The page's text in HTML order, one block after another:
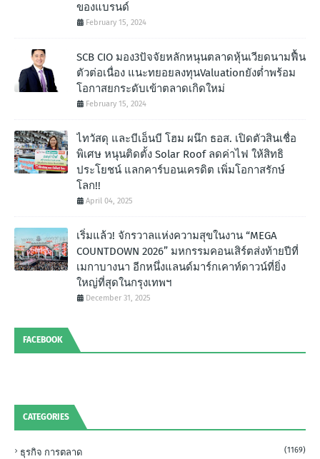
ของแบรนด์
February 15, 2024
SCB CIO มอง3ปัจจัยหลักหนุนตลาดหุ้นเวียดนามฟื้น
ตัวต่อเนื่อง แนะทยอยลงทุนValuationยังต่ำพร้อม
โอกาสยกระดับเข้าตลาดเกิดใหม่
February 15, 2024
ไทวัสดุ และบีเอ็นบี โฮม ผนึก ธอส. เปิดตัวสินเชื่อ
พิเศษ หนุนติดตั้ง Solar Roof ลดค่าไฟ ให้สิทธิ
ประโยชน์ แลกคาร์บอนเครดิต เพิ่มโอกาสรักษ์
โลก!!
April 04, 2025
เริ่มแล้ว! จักรวาลแห่งความสุขในงาน “MEGA
COUNTDOWN 2026” มหกรรมคอนเสิร์ตส่งท้ายปีที่
เมกาบางนา อีกหนึ่งแลนด์มาร์กเคาท์ดาวน์ที่ยิ่ง
ใหญ่ที่สุดในกรุงเทพฯ
December 31, 2025
FACEBOOK
CATEGORIES
ธุรกิจ การตลาด (1169)